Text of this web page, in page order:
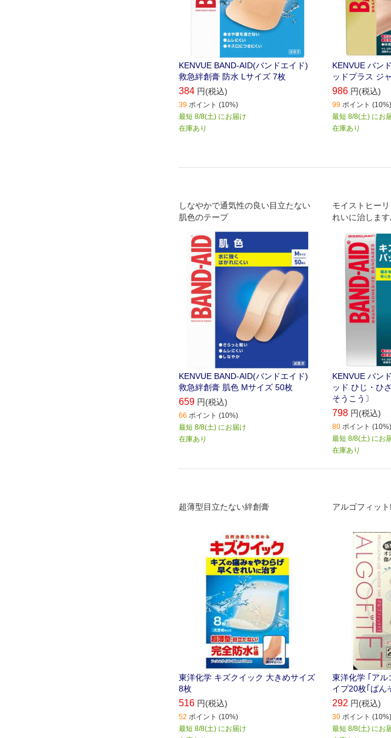
KENVUE BAND-AID(バンドエイド)
救急絆創膏 防水 Lサイズ 7枚
384 円(税込)
39 ポイント (10%)
最短 8/8(土) にお届け
在庫あり
KENVUE バン
ッドプラス ジ
986 円(税込)
99 ポイント (10%)
最短 8/8(土) にお
在庫あり
しなやかで通気性の良い目立たない
肌色のテープ
KENVUE BAND-AID(バンドエイド)
救急絆創膏 肌色 Mサイズ 50枚
659 円(税込)
66 ポイント (10%)
最短 8/8(土) にお届け
在庫あり
モイストヒー
れいに治します
KENVUE バン
ッド ひじ・ひ
そうこう〕
798 円(税込)
80 ポイント (10%)
最短 8/8(土) にお
在庫あり
超薄型目立たない絆創膏
東洋化学 キズクイック 大きめサイズ
8枚
516 円(税込)
52 ポイント (10%)
最短 8/8(土) にお届け
アルゴフィッ
東洋化学 ｢アル
イプ20枚｢ばん
292 円(税込)
30 ポイント (10%)
最短 8/8(土) にお